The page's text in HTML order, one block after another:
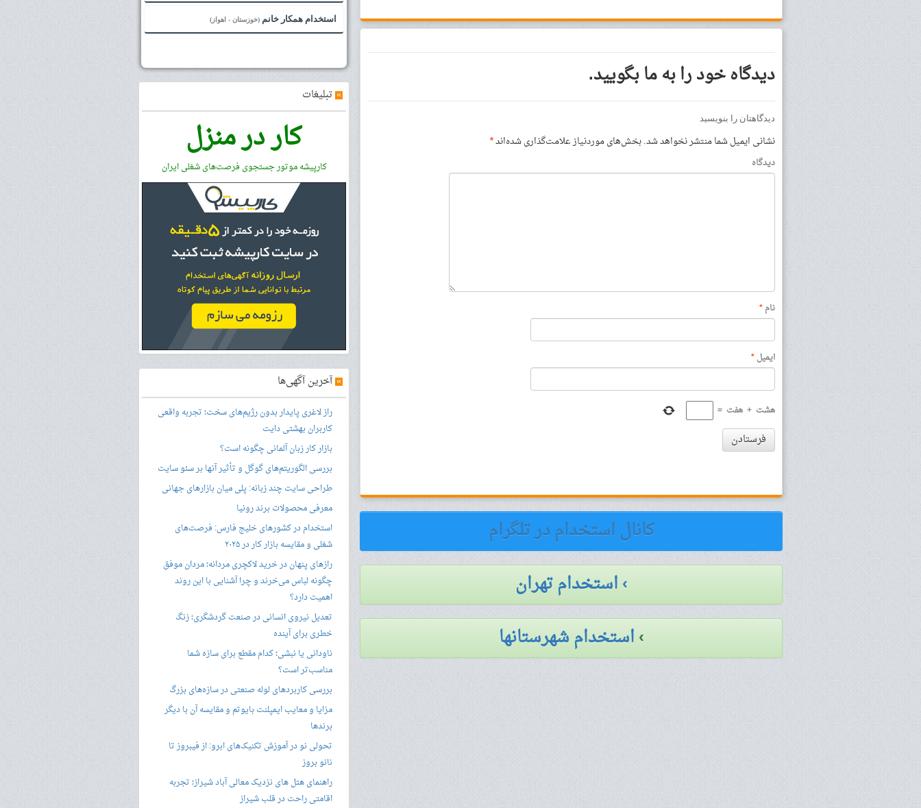
دیدگاه خود را به ما بگویید.
دیدگاهتان را بنویسید
نشانی ایمیل شما منتشر نخواهد شد.بخش‌های موردنیاز علامت‌گذاری شده‌اند*
دیدگاه
نام*
ایمیل*
هشت + هفت =
فرستادن
کانال استخدام در تلگرام
› استخدام تهران
›استخدام شهرستانها
استخدام همکار خانم (خوزستان - اهواز)
»تبلیغات
کار در منزل
کارپیشه موتور جستجوی فرصت‌های شغلی ایران
»آخرین آگهی‌ها
راز لاغری پایدار بدون رژیم‌های سخت؛ تجربه واقعی
کاربران بهشتی دایت
بازار کار زبان آلمانی چگونه است؟
بررسی الگوریتم‌های گوگل و تأثیر آنها بر سئو سایت
طراحی سایت چند زبانه: پلی میان بازارهای جهانی
معرفی محصولات برند رونیا
استخدام در کشورهای خلیج فارس: فرصت‌های
شغلی و مقایسه بازار کار در ۲۰۲۵
رازهای پنهان در خرید لاکچری مردانه؛ مردان موفق
چگونه لباس می‌خرند و چرا آشنایی با این روند
اهمیت دارد؟
تعدیل نیروی انسانی در صنعت گردشگری؛ زنگ
خطری برای آینده
ناودانی یا نبشی؛ کدام مقطع برای سازه شما
مناسب‌تر است؟
بررسی کاربردهای لوله صنعتی در سازه‌های بزرگ
مزایا و معایب ایمپلنت بایوتم و مقایسه آن با دیگر
برندها
تحولی نو در آموزش تکنیک‌های ابرو: از فیبروز تا
نانو بروز
راهنمای هتل های نزدیک معالی آباد شیراز؛ تجربه
اقامتی راحت در قلب شیراز